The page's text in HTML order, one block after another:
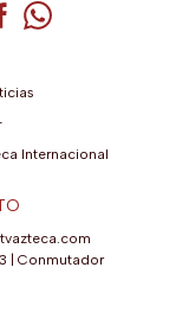
(se abre en una
(se abre en una
(se abre en
YouTube (se abre
de Telegram (se
Cuenta de
Cuenta de
Internacional
| Conmutador